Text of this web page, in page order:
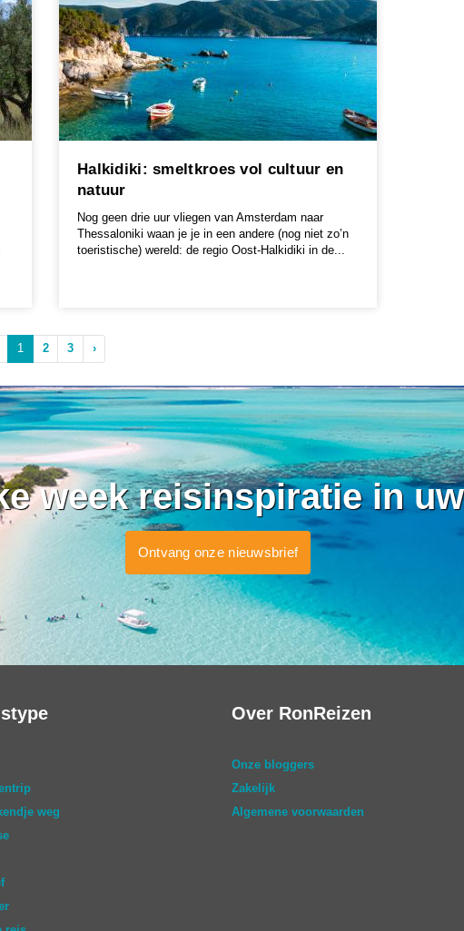
Halkidiki: smeltkroes vol cultuur en
natuur
Nog geen drie uur vliegen van Amsterdam naar
Thessaloniki waan je je in een andere (nog niet zo’n
toeristische) wereld: de regio Oost-Halkidiki in de...
1 2 3 ›
week reisinspiratie in
Ontvang onze nieuwsbrief
weg
Over RonReizen
Onze bloggers
Zakelijk
Algemene voorwaarden